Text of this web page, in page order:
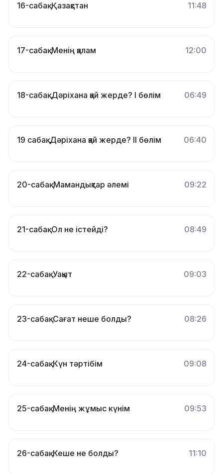
16-сабақ. Қазақстан 11:48
17-сабақ. Менің қалам 12:00
18-сабақ. Дәріхана қай жерде? І бөлім 06:49
19 сабақ. Дәріхана қай жерде? ІІ бөлім 06:40
20-сабақ. Мамандықтар әлемі 09:22
21-сабақ. Ол не істейді? 08:49
22-сабақ. Уақыт 09:03
23-сабақ. Сағат неше болды? 08:26
24-сабақ. Күн тәртібім 09:08
25-сабақ. Менің жұмыс күнім 09:53
26-сабақ. Кеше не болды? 11:10